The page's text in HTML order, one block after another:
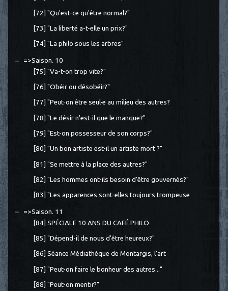
[72] "Qu'est-ce qu'être normal?"
[73] "La liberté a-t-elle un prix?"
[74] "La philo sous les arbres"
=>Saison. 10
[75] "Va-t-on trop vite?"
[76] "Obéir ou désobéir?"
[77] "Peut-on être seul·e au milieu des autres?
[78] "Le désir n'est-il que le manque?"
[79] "Est-on possesseur de son corps?"
[80] "Un bon artiste est-il un artiste mort ?"
[81] "Se mettre à la place des autres?"
[82] "Les hommes ont-ils besoin d'être gouvernés?"
[83] "Les apparences sont-elles toujours trompeuse
=>Saison. 11
[84] SPÉCIALE 10 ANS DU CAFÉ PHILO
[85] "Dépend-il de nous d'être heureux?"
[86] Séance Médiathèque de Montargis, l'art
[87] "Peut-on faire le bonheur des autres..."
[88] "Peut-on mentir?"